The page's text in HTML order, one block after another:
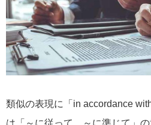
類似の表現に「in accordance